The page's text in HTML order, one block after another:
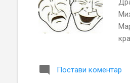
Постави коментар